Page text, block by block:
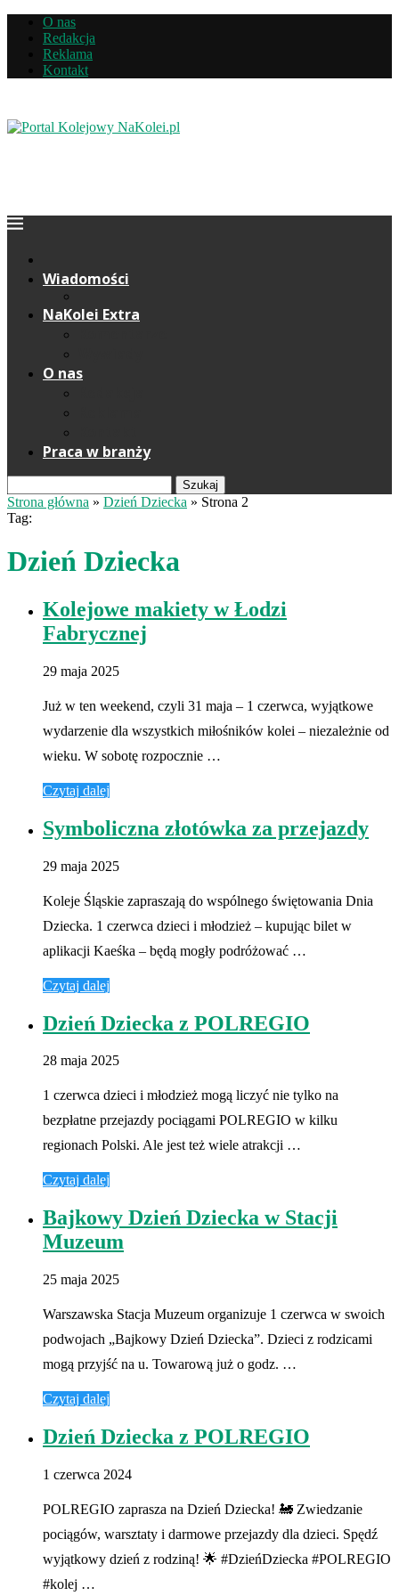
O nas
Redakcja
Reklama
Kontakt
Wiadomości
NaKolei Extra
O nas
Praca w branży
Szukaj
Strona główna » Dzień Dziecka » Strona 2
Tag:
Dzień Dziecka
Kolejowe makiety w Łodzi
Fabrycznej
29 maja 2025
Już w ten weekend, czyli 31 maja – 1 czerwca, wyjątkowe
wydarzenie dla wszystkich miłośników kolei – niezależnie od
wieku. W sobotę rozpocznie …
Czytaj dalej
Symboliczna złotówka za przejazdy
29 maja 2025
Koleje Śląskie zapraszają do wspólnego świętowania Dnia
Dziecka. 1 czerwca dzieci i młodzież – kupując bilet w
aplikacji Kaeśka – będą mogły podróżować …
Czytaj dalej
Dzień Dziecka z POLREGIO
28 maja 2025
1 czerwca dzieci i młodzież mogą liczyć nie tylko na
bezpłatne przejazdy pociągami POLREGIO w kilku
regionach Polski. Ale jest też wiele atrakcji …
Czytaj dalej
Bajkowy Dzień Dziecka w Stacji
Muzeum
25 maja 2025
Warszawska Stacja Muzeum organizuje 1 czerwca w swoich
podwojach „Bajkowy Dzień Dziecka”. Dzieci z rodzicami
mogą przyjść na u. Towarową już o godz. …
Czytaj dalej
Dzień Dziecka z POLREGIO
1 czerwca 2024
POLREGIO zaprasza na Dzień Dziecka! 🚂 Zwiedzanie
pociągów, warsztaty i darmowe przejazdy dla dzieci. Spędź
wyjątkowy dzień z rodziną! 🌟 #DzieńDziecka #POLREGIO
#kolej …